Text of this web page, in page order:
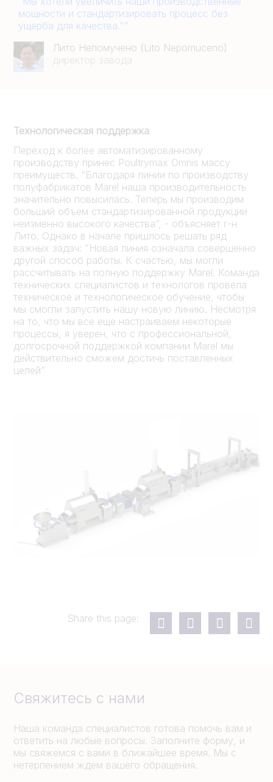
мощности и стандартизировать процесс без
ущерба для качества.”
Лито Непомучено (Lito Nepomuceno)
директор завода
Технологическая поддержка
Переход к более автоматизированному
производству принес Poultrymax Omnis массу
преимуществ. “Благодаря линии по производству
полуфабрикатов Marel наша производительность
значительно повысилась. Теперь мы производим
больший объем стандартизированной продукции
неизменно высокого качества”, - объясняет г-н
Лито. Однако в начале пришлось решать ряд
важных задач: “Новая линия означала совершенно
другой способ работы. К счастью, мы могли
рассчитывать на полную поддержку Marel. Команда
технических специалистов и технологов провела
техническое и технологическое обучение, чтобы
мы смогли запустить нашу новую линию. Несмотря
на то, что мы все еще настраиваем некоторые
процессы, я уверен, что с профессиональной,
долгосрочной поддержкой компании Marel мы
действительно сможем достичь поставленных
целей”
Share this page:
Свяжитесь с нами
Наша команда специалистов готова помочь вам и
ответить на любые вопросы. Заполните форму, и
мы свяжемся с вами в ближайшее время. Мы с
нетерпением ждем вашего обращения.